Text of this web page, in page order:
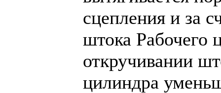
сцепления и за
штока Рабочего
откручивании
цилиндра